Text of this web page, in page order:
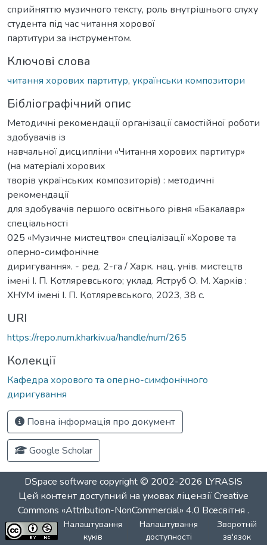
сприйняттю музичного тексту, роль внутрішнього слуху
студента під час читання хорової
партитури за інструментом.
Ключові слова
читання хорових партитур, українськи композитори
Бібліографічний опис
Методичні рекомендації організації самостійної роботи
здобувачів із
навчальної дисципліни «Читання хорових партитур»
(на матеріалі хорових
творів українських композиторів) : методичні
рекомендації
для здобувачів першого освітнього рівня «Бакалавр»
спеціальності
025 «Музичне мистецтво» спеціалізації «Хорове та
оперно-симфонічне
диригування». - ред. 2-га / Харк. нац. унів. мистецтв
імені І. П. Котляревського; уклад. Яструб О. М. Харків :
ХНУМ імені І. П. Котляревського, 2023, 38 с.
URI
https://repo.num.kharkiv.ua/handle/num/265
Колекції
Кафедра хорового та оперно-симфонічного
диригування
Повна інформація про документ
Google Scholar
DSpace software copyright © 2002-2026 LYRASIS
Цей контент доступний на умовах ліцензіїCreative
Commons «Attribution-NonCommercial» 4.0 Всесвітня .
Налаштування
куків
Налаштування
доступності
Зворотній
зв'язок